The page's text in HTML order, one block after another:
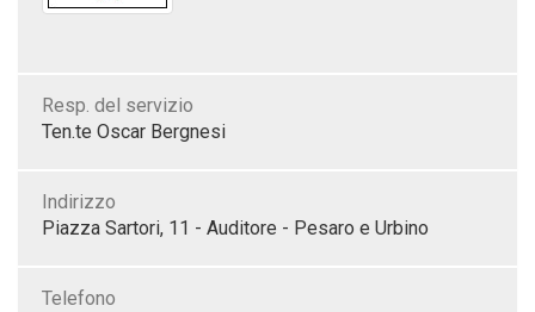
Resp. del servizio
Ten.te Oscar Bergnesi
Indirizzo
Piazza Sartori, 11 - Auditore - Pesaro e Urbino
Telefono